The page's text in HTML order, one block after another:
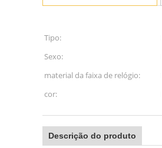
Tipo:
Sexo:
material da faixa de relógio:
cor:
Descrição do produto